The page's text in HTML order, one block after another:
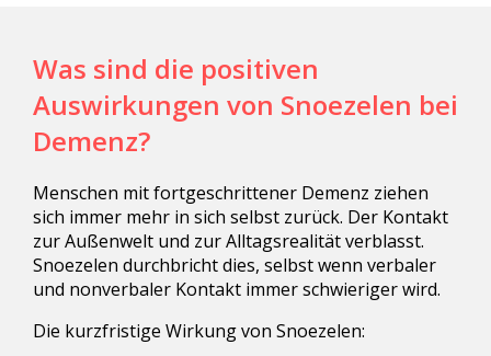
Was sind die positiven
Auswirkungen von Snoezelen bei
Demenz?
Menschen mit fortgeschrittener Demenz ziehen
sich immer mehr in sich selbst zurück. Der Kontakt
zur Außenwelt und zur Alltagsrealität verblasst.
Snoezelen durchbricht dies, selbst wenn verbaler
und nonverbaler Kontakt immer schwieriger wird.
Die kurzfristige Wirkung von Snoezelen: